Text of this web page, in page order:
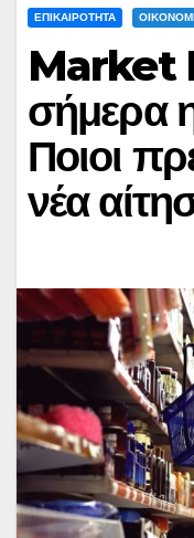
ΕΠΙΚΑΙΡΟΤΗΤΑ
Market
σήμερα
Ποιοι
νέα